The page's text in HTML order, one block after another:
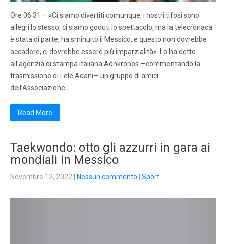
Ore 06.31 – «Ci siamo divertiti comunque, i nostri tifosi sono
allegri lo stesso, ci siamo goduti lo spettacolo, ma la telecronaca
è stata di parte, ha sminuito il Messico, e questo non dovrebbe
accadere, ci dovrebbe essere più imparzialità». Lo ha detto
all’agenzia di stampa italiana Adnkronos —commentando la
trasmissione di Lele Adani— un gruppo di amici
dell’Associazione…
Read More
Taekwondo: otto gli azzurri in gara ai
mondiali in Messico
Novembre 12, 2022 Nessun commento Sport